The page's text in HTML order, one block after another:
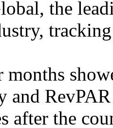
the
months
and
after the